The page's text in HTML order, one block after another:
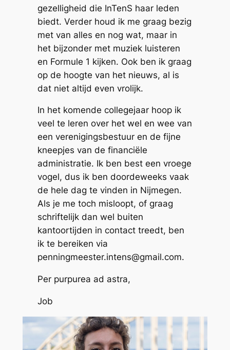
gezelligheid die InTenS haar leden
biedt. Verder houd ik me graag bezig
met van alles en nog wat, maar in
het bijzonder met muziek luisteren
en Formule 1 kijken. Ook ben ik graag
op de hoogte van het nieuws, al is
dat niet altijd even vrolijk.
In het komende collegejaar hoop ik
veel te leren over het wel en wee van
een verenigingsbestuur en de fijne
kneepjes van de financiële
administratie. Ik ben best een vroege
vogel, dus ik ben doordeweeks vaak
de hele dag te vinden in Nijmegen.
Als je me toch misloopt, of graag
schriftelijk dan wel buiten
kantoortijden in contact treedt, ben
ik te bereiken via
penningmeester.intens@gmail.com.
Per purpurea ad astra,
Job